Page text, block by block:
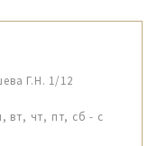
Г.Н. 1/12
вт, чт, пт, сб - с